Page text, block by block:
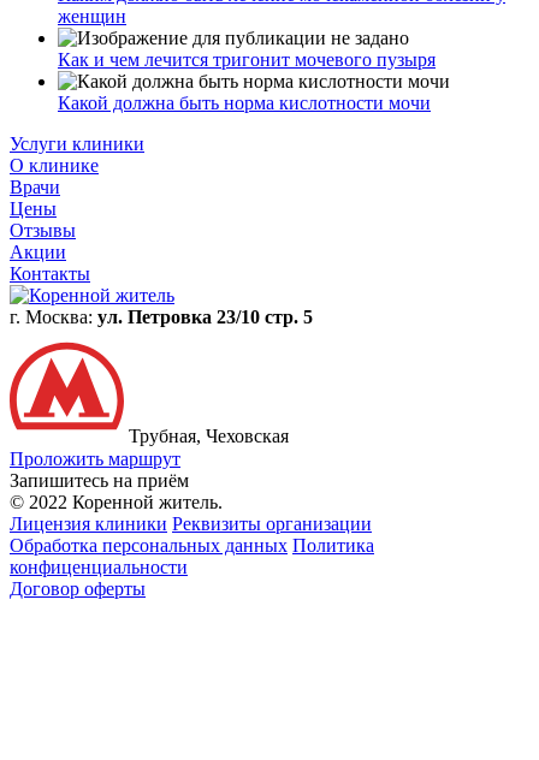
женщин
Как и чем лечится тригонит мочевого пузыря
Какой должна быть норма кислотности мочи
Услуги клиники
О клинике
Врачи
Цены
Отзывы
Акции
Контакты
г. Москва: ул. Петровка 23/10 стр. 5
Трубная, Чеховская
Проложить маршрут
Запишитесь на приём
© 2022 Коренной житель.
Лицензия клиники Реквизиты организации
Обработка персональных данных Политика
конфиценциальности
Договор оферты